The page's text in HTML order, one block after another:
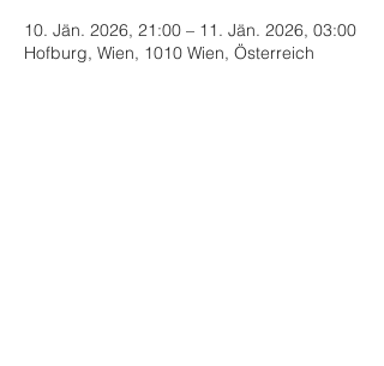
10. Jän. 2026, 21:00 – 11. Jän. 2026, 03:00
Hofburg, Wien, 1010 Wien, Österreich